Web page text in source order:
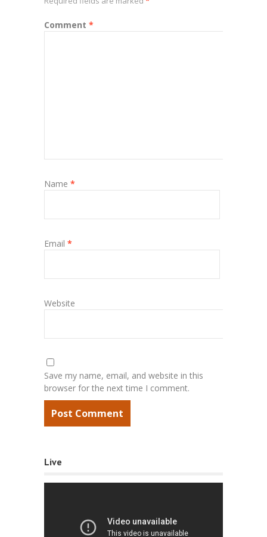
Comment *
Name *
Email *
Website
Save my name, email, and website in this
browser for the next time I comment.
Live